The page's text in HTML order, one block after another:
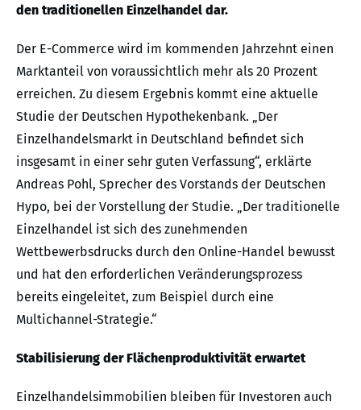
den traditionellen Einzelhandel dar.
Der E-Commerce wird im kommenden Jahrzehnt einen
Marktanteil von voraussichtlich mehr als 20 Prozent
erreichen. Zu diesem Ergebnis kommt eine aktuelle
Studie der Deutschen Hypothekenbank. „Der
Einzelhandelsmarkt in Deutschland befindet sich
insgesamt in einer sehr guten Verfassung“, erklärte
Andreas Pohl, Sprecher des Vorstands der Deutschen
Hypo, bei der Vorstellung der Studie. „Der traditionelle
Einzelhandel ist sich des zunehmenden
Wettbewerbsdrucks durch den Online-Handel bewusst
und hat den erforderlichen Veränderungsprozess
bereits eingeleitet, zum Beispiel durch eine
Multichannel-Strategie.“
Stabilisierung der Flächenproduktivität erwartet
Einzelhandelsimmobilien bleiben für Investoren auch